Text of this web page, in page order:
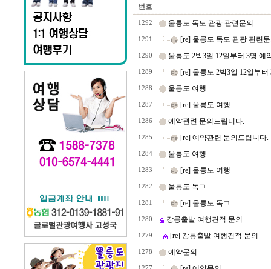
번호
1292 울릉도 독도 관광 관련문의
1291 [re] 울릉도 독도 관광 관련
1290 울릉도 2박3일 12일부터 3명 예
1289 [re] 울릉도 2박3일 12일부
1288 울릉도 여행
1287 [re] 울릉도 여행
1286 예약관련 문의드립니다.
1285 [re] 예약관련 문의드립니다.
1284 울릉도 여행
1283 [re] 울릉도 여행
1282 울릉도 독ㄱ
1281 [re] 울릉도 독ㄱ
1280 강릉출발 여행견적 문의
1279 [re] 강릉출발 여행견적 문의
1278 예약문의